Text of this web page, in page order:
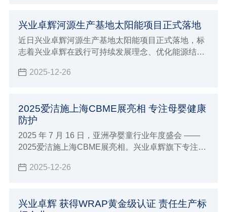
兴业卓辉河源生产基地太阳能项目正式落地
近日兴业卓辉河源生产基地太阳能项目正式落地，标
志着兴业卓辉在践行可持续发展理念、优化能源结构
劲动力。
2025-12-26
2025爱洁施上海CBME展亮相 专注母婴健康
防护
2025 年 7 月 16 日，亚洲孕婴童行业年度盛会 ——
2025爱洁施上海CBME展亮相。兴业卓辉旗下专注母
品与行业前沿理念，与全球 4300 + 品牌共赴这场
2025-12-26
兴业卓辉 获得WRAP黄金级认证 责任生产标